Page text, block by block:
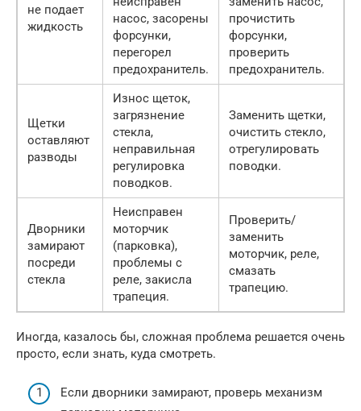
не подает
жидкость
насос, засорены
форсунки,
перегорел
предохранитель.
прочистить
форсунки,
проверить
предохранитель.
Щетки
оставляют
разводы
Износ щеток,
загрязнение
стекла,
неправильная
регулировка
поводков.
Заменить щетки,
очистить стекло,
отрегулировать
поводки.
Дворники
замирают
посреди
стекла
Неисправен
моторчик
(парковка),
проблемы с
реле, закисла
трапеция.
Проверить/
заменить
моторчик, реле,
смазать
трапецию.
Иногда, казалось бы, сложная проблема решается очень
просто, если знать, куда смотреть.
Если дворники замирают, проверь механизм